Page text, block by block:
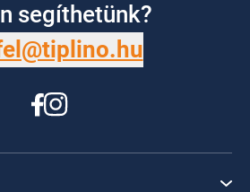
segíthetünk?